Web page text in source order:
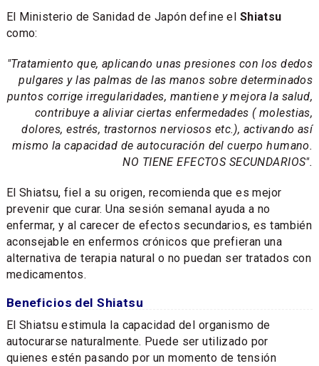
El Ministerio de Sanidad de Japón define el Shiatsu
como:
"Tratamiento que, aplicando unas presiones con los dedos
pulgares y las palmas de las manos sobre determinados
puntos corrige irregularidades, mantiene y mejora la salud,
contribuye a aliviar ciertas enfermedades ( molestias,
dolores, estrés, trastornos nerviosos etc.), activando así
mismo la capacidad de autocuración del cuerpo humano.
NO TIENE EFECTOS SECUNDARIOS".
El Shiatsu, fiel a su origen, recomienda que es mejor
prevenir que curar. Una sesión semanal ayuda a no
enfermar, y al carecer de efectos secundarios, es también
aconsejable en enfermos crónicos que prefieran una
alternativa de terapia natural o no puedan ser tratados con
medicamentos.
Beneficios del Shiatsu
El Shiatsu estimula la capacidad del organismo de
autocurarse naturalmente. Puede ser utilizado por
quienes estén pasando por un momento de tensión